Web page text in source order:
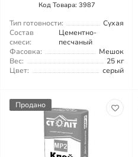
Код Товара: 3987
Тип готовности:
Сухая
Состав
смеси:
Цементно-
песчаный
Фасовка:
Мешок
Вес:
25 кг
Цвет:
серый
Продано